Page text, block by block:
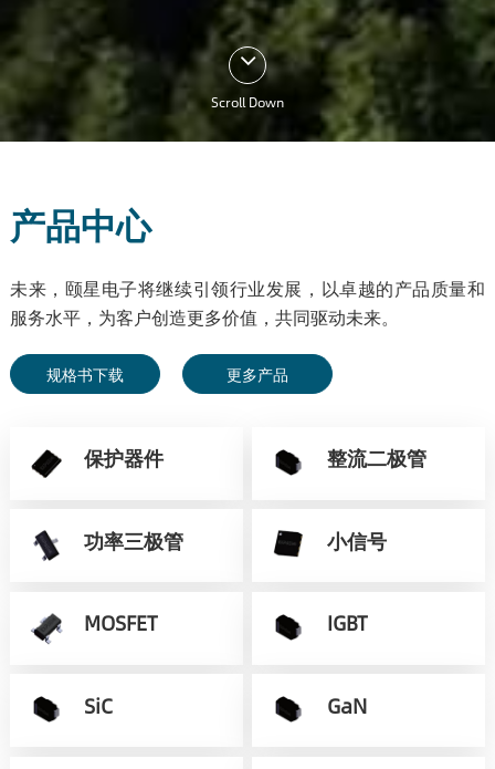
Scroll Down
产品中心
未来，颐星电子将继续引领行业发展，以卓越的产品质量和
服务水平，为客户创造更多价值，共同驱动未来。
规格书下载 更多产品
保护器件 整流二极管
功率三极管 小信号
MOSFET IGBT
SiC GaN